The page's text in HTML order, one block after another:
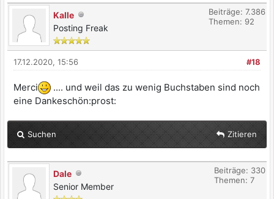
Kalle
Posting Freak
Beiträge: 7.386
Themen: 92
#18
17.12.2020, 15:56
Merci
.... und weil das zu wenig Buchstaben sind noch
eine Dankeschön:prost:
Suchen Zitieren
Dale
Senior Member
Beiträge: 330
Themen: 7